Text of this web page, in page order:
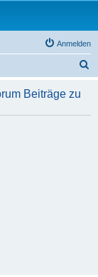
Anmelden
h
Beiträge zu